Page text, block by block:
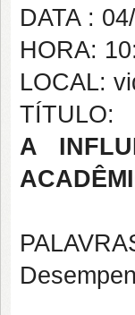
DATA :
HORA:
LOCAL:
TÍTULO:
A